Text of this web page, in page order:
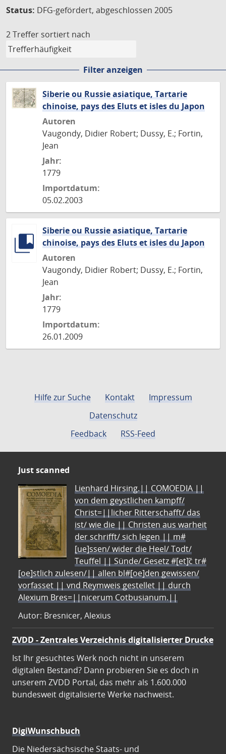
Status: DFG-gefördert, abgeschlossen 2005
2 Treffer sortiert nach
Filter anzeigen
Siberie ou Russie asiatique, Tartarie
chinoise, pays des Eluts et isles du Japon
Autoren
Vaugondy, Didier Robert; Dussy, E.; Fortin,
Jean
Jahr:
1779
Importdatum:
05.02.2003
Siberie ou Russie asiatique, Tartarie
chinoise, pays des Eluts et isles du Japon
Autoren
Vaugondy, Didier Robert; Dussy, E.; Fortin,
Jean
Jahr:
1779
Importdatum:
26.01.2009
Hilfe zur Suche Kontakt
Impressum
Datenschutz
Feedback
RSS-Feed
Just scanned
Lienhard Hirsing.|| COMOEDIA ||
von dem geystlichen kampff/
Christ=||licher Ritterschafft/ das
ist/ wie die || Christen aus warheit
der schrifft/ sich legen || m#
[ue]ssen/ wider die Heel/ Todt/
Teuffel || Sünde/ Gesetz #[et]c̃ tr#
[oe]stlich zulesen/|| allen bl#[oe]den gewissen/
vorfasset || vnd Reymweis gestellet || durch
Alexium Bres=||nicerum Cotbusianum.||
Autor: Bresnicer, Alexius
ZVDD - Zentrales Verzeichnis digitalisierter Drucke
Ist Ihr gesuchtes Werk noch nicht in unserem
digitalen Bestand? Dann probieren Sie es doch in
unserem ZVDD Portal, das mehr als 1.600.000
bundesweit digitalisierte Werke nachweist.
DigiWunschbuch
Die Niedersächsische Staats- und